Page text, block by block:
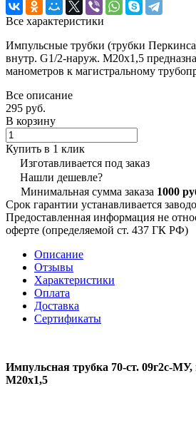
Все характеристики
Импульсные трубки (трубки
внутр. G1/2-наруж. М20х1,5
манометров к магистральному
Все описание
295 руб.
В корзину
Купить в 1 клик
Изготавливается под заказ
Нашли дешевле?
Минимальная сумма заказа 1000
Срок гарантии устанавливается
Предоставленная информация не
оферте (определяемой ст. 437 ГК РФ)
Описание
Отзывы
Характеристики
Оплата
Доставка
Сертификаты
Импульсная трубка 70-ст. 09г2с-
М20х1,5